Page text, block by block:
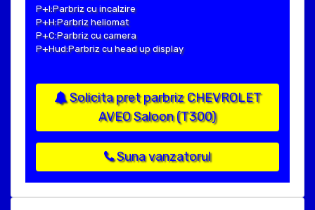
P+I:Parbriz cu incalzire
P+H:Parbriz heliomat
P+C:Parbriz cu camera
P+Hud:Parbriz cu head up display
Solicita pret parbriz CHEVROLET
AVEO Saloon (T300)
Suna vanzatorul